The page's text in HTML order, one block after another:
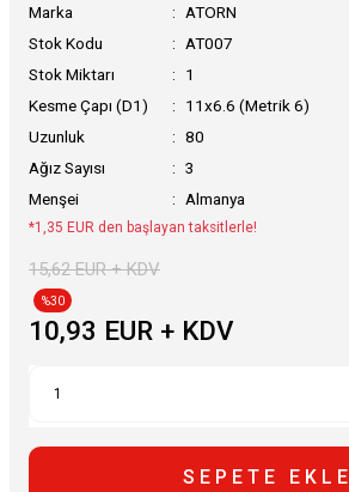
Marka
ATORN
Stok Kodu
AT007
Stok Miktarı
1
Kesme Çapı (D1)
11x6.6 (Metrik 6)
Uzunluk
80
Ağız Sayısı
3
Menşei
Almanya
*1,35 EUR den başlayan taksitlerle!
15,62 EUR + KDV
%30
10,93 EUR + KDV
SEPETE EKLE